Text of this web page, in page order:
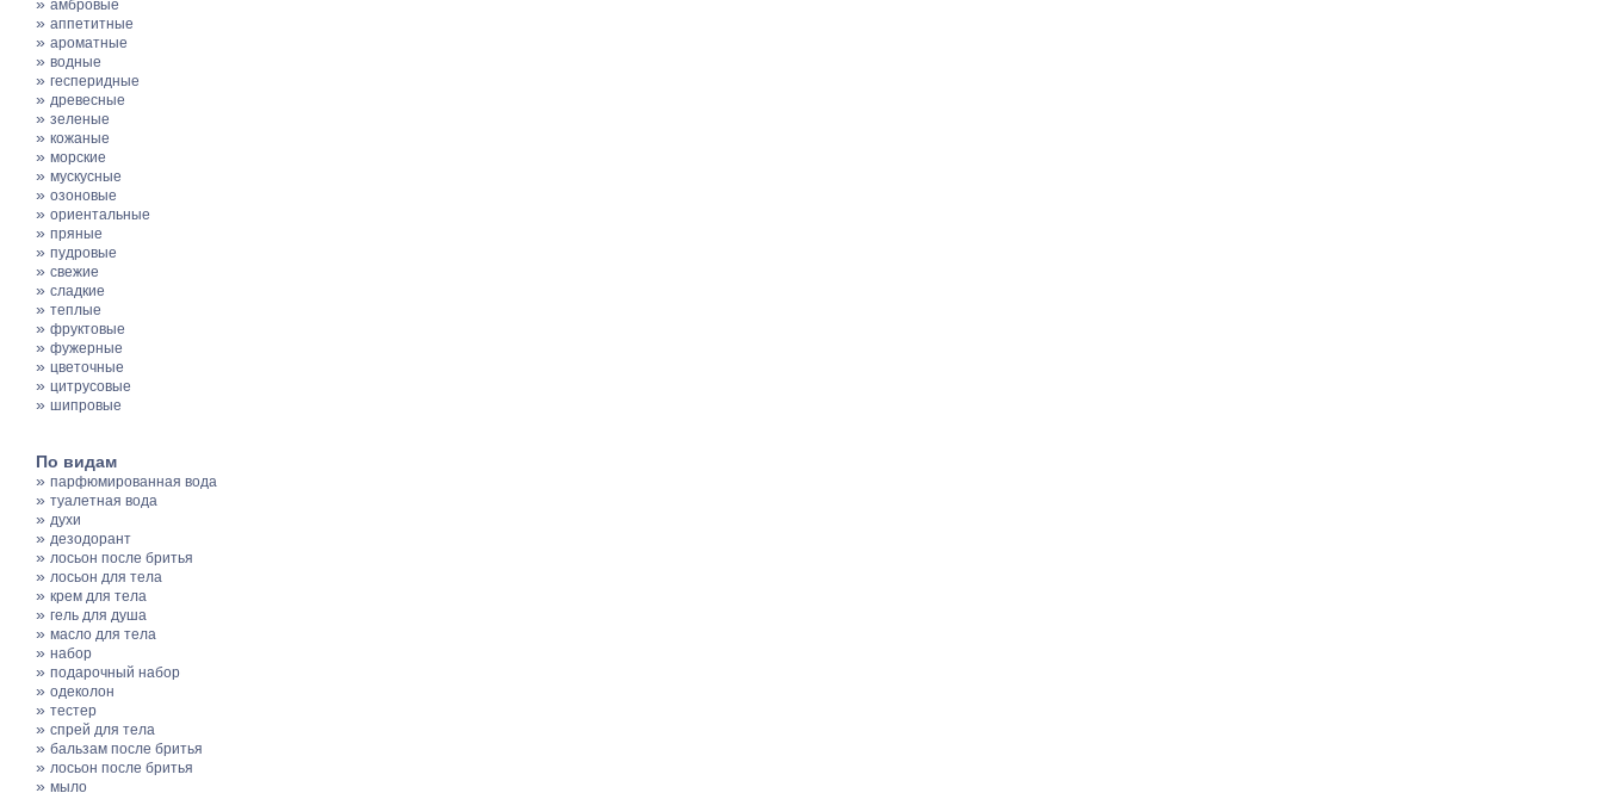
амбровые
» аппетитные
» ароматные
» водные
» гесперидные
» древесные
» зеленые
» кожаные
» морские
» мускусные
» озоновые
» ориентальные
» пряные
» пудровые
» свежие
» сладкие
» теплые
» фруктовые
» фужерные
» цветочные
» цитрусовые
» шипровые
По видам
» парфюмированная вода
» туалетная вода
» духи
» дезодорант
» лосьон после бритья
» лосьон для тела
» крем для тела
» гель для душа
» масло для тела
» набор
» подарочный набор
» одеколон
» тестер
» спрей для тела
» бальзам после бритья
» лосьон после бритья
» мыло